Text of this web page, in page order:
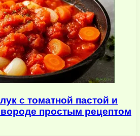
с томатной пастой и
простым рецептом